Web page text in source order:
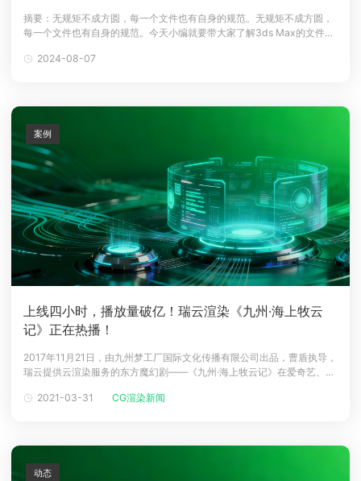
摘要：无规矩不成方圆，每一个文件也有自身的规范。无规矩不成方圆，
每一个文件也有自身的规范。今天小编就要带大家了解3ds Max的文件规
范方法一、农场渲染文件要求：1.素材路径需使用E-Z的路径，如：
2024-08-07
上线四小时，播放量破亿！瑞云渲染《九州·海上牧云
记》正在热播！
2017年11月21日，由九州梦工厂国际文化传播有限公司出品，曹盾执导，
瑞云提供云渲染服务的东方魔幻剧——《九州·海上牧云记》在爱奇艺、优
值端朝末年，人类皇族牧云家的六皇子牧云笙、大将军之子穆如寒江、瀚
2021-03-31 CG渲染新闻
案例
动态